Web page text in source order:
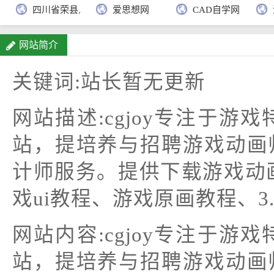
四川省荣县人民政府爱思想网 CAD自学网
网站简介
关键词:站长暂无更新
网站描述:cgjoy专注于游戏
站，提培养与招聘游戏动
计师服务。提供下载游戏
戏ui教程、游戏原画教程、
网站内容:cgjoy专注于游戏
站，提培养与招聘游戏动